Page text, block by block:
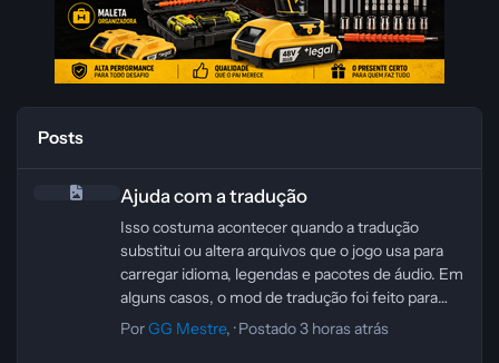
Posts
Ajuda com a tradução
Isso costuma acontecer quando a tradução
substitui ou altera arquivos que o jogo usa para
carregar idioma, legendas e pacotes de áudio. Em
alguns casos, o mod de tradução foi feito para
outra versão do jogo, ou para a edição da
PorGG Mestre, ·Postado3 horas atrás